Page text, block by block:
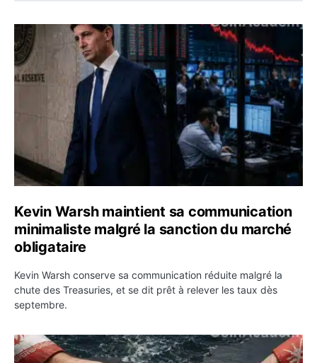
Kevin Warsh maintient sa communication minimaliste
Kevin Warsh maintient sa communication
minimaliste malgré la sanction du marché
obligataire
Kevin Warsh conserve sa communication réduite malgré la
chute des Treasuries, et se dit prêt à relever les taux dès
septembre.
Ormuz : l’Iran annonce un accord avec Oman sur une